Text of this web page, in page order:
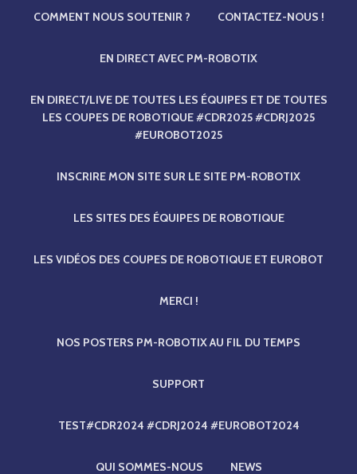
COMMENT NOUS SOUTENIR ? CONTACTEZ-NOUS !
EN DIRECT AVEC PM-ROBOTIX
EN DIRECT/LIVE DE TOUTES LES ÉQUIPES ET DE TOUTES
LES COUPES DE ROBOTIQUE #CDR2025 #CDRJ2025
#EUROBOT2025
INSCRIRE MON SITE SUR LE SITE PM-ROBOTIX
LES SITES DES ÉQUIPES DE ROBOTIQUE
LES VIDÉOS DES COUPES DE ROBOTIQUE ET EUROBOT
MERCI !
NOS POSTERS PM-ROBOTIX AU FIL DU TEMPS
SUPPORT
TEST#CDR2024 #CDRJ2024 #EUROBOT2024
QUI SOMMES-NOUS NEWS